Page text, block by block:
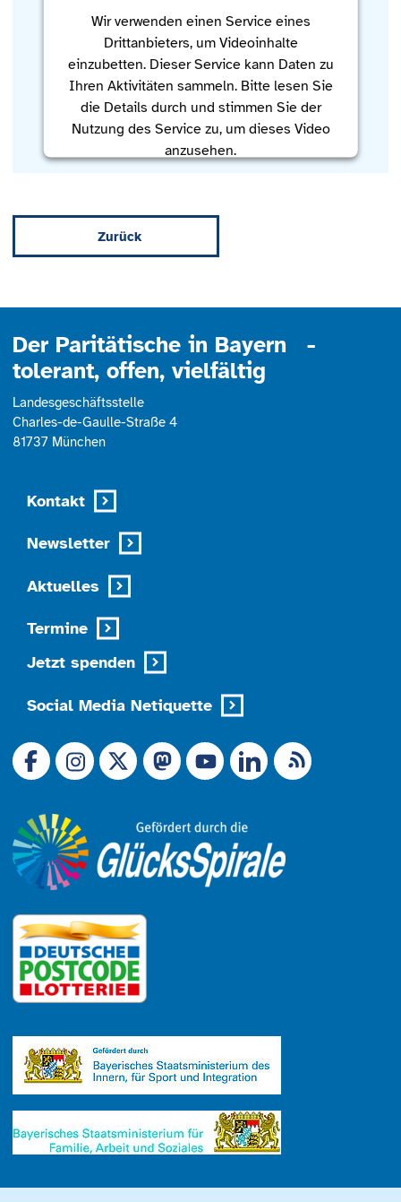
Wir verwenden einen Service eines
Drittanbieters, um Videoinhalte
einzubetten. Dieser Service kann Daten zu
Ihren Aktivitäten sammeln. Bitte lesen Sie
die Details durch und stimmen Sie der
Nutzung des Service zu, um dieses Video
anzusehen.
Management Platform
Zurück
Der Paritätische in Bayern -
tolerant, offen, vielfältig
Landesgeschäftsstelle
Charles-de-Gaulle-Straße 4
81737 München
Kontakt
Newsletter
Aktuelles
Termine
Jetzt spenden
Social Media Netiquette
Link zu X (Ex-Twitter)
RSS-Feed